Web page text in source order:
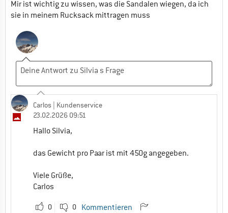
Mir ist wichtig zu wissen, was die Sandalen wiegen, da ich
sie in meinem Rucksack mittragen muss
Carlos | Kundenservice
23.02.2026 09:51
Hallo Silvia,
das Gewicht pro Paar ist mit 450g angegeben.
Viele Grüße,
Carlos
0 0 Kommentieren